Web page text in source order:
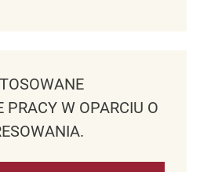
PRACY W OPARCIU O